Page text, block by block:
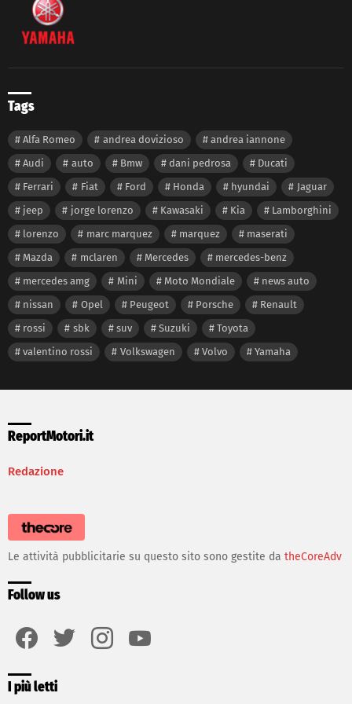
Tags
Alfa Romeo andrea dovizioso
andrea iannone
Audi
auto Bmw dani pedrosa
Ducati
Ferrari
Fiat Ford Honda hyundai
Jaguar
jeep
jorge lorenzo Kawasaki Kia
Lamborghini
lorenzo
marc marquez marquez
maserati
Mazda
mclaren Mercedes
mercedes-benz
mercedes amg
Mini Moto Mondiale
news auto
nissan
Opel Peugeot Porsche
Renault
rossi
sbk suv Suzuki
Toyota
valentino rossi
Volkswagen Volvo Yamaha
ReportMotori.it
Redazione
Le attività pubblicitarie su questo sito sono gestite da theCoreAdv
Follow us
I più letti